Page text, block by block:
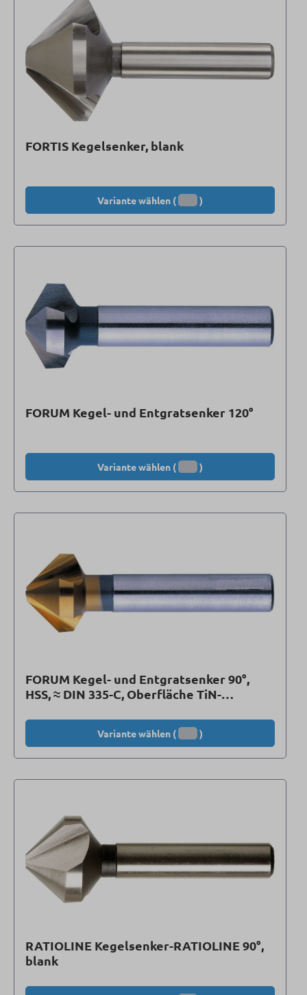
FORTIS Kegelsenker, blank
Variante wählen ( )
FORUM Kegel- und Entgratsenker 120°
Variante wählen ( )
FORUM Kegel- und Entgratsenker 90°,
HSS, ≈ DIN 335-C, Oberfläche TiN-
Variante wählen ( )
RATIOLINE Kegelsenker-RATIOLINE 90°,
blank